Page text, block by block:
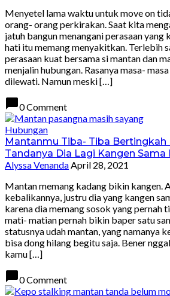
Menyetel lama waktu untuk move on
orang- orang perkirakan. Saat kita
jatuh bangun menangani perasaan yang
hati itu memang menyakitkan. Terlebih
perasaan kuat bersama si mantan dan
menjalin hubungan. Rasanya masa-
dilewati. Namun meski […]
chat_bubble0 Comment
Hubungan
Mantanmu Tiba- Tiba Bertingkah
Tandanya Dia Lagi Kangen Sama
Alyssa VenandaApril 28, 2021
Mantan memang kadang bikin kangen.
kebalikannya, justru dia yang kangen
karena dia memang sosok yang pernah
mati- matian pernah bikin baper satu
statusnya udah mantan, yang namanya
bisa dong hilang begitu saja. Bener
kamu […]
chat_bubble0 Comment